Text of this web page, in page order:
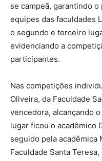
se campeã, garantindo
equipes das faculdades
o segundo e terceiro
evidenciando a
participantes.
Nas competições
Oliveira, da Faculdade
vencedora, alcançando
lugar ficou o acadêmico
seguido pela acadêmica
Faculdade Santa